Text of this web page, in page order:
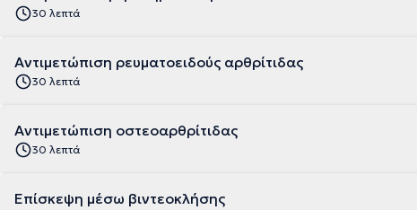
30 λεπτά
Αντιμετώπιση ρευματοειδούς αρθρίτιδας
30 λεπτά
Αντιμετώπιση οστεοαρθρίτιδας
30 λεπτά
Επίσκεψη μέσω βιντεοκλήσης